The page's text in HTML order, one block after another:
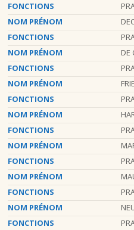
FONCTIONS
NOM PRÉNOM
FONCTIONS
NOM PRÉNOM
DE
FONCTIONS
NOM PRÉNOM
FONCTIONS
NOM PRÉNOM
FONCTIONS
NOM PRÉNOM
FONCTIONS
NOM PRÉNOM
FONCTIONS
NOM PRÉNOM
FONCTIONS